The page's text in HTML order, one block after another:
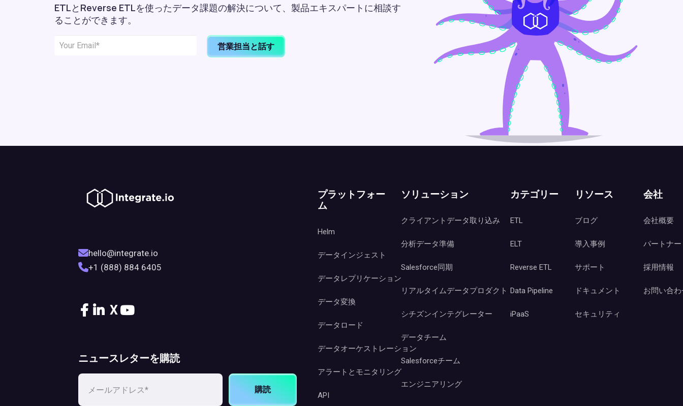
ETLとReverse ETLを使ったデータ課題の解決について、製品エキスパートに相談す
ることができます。
営業担当と話す
hello@integrate.io
+1 (888) 884 6405
X
ニュースレターを購読
購読
プラットフォー
ム
Helm
データインジェスト
データレプリケーション
データ変換
データロード
データオーケストレーション
アラートとモニタリング
API
ソリューション
クライアントデータ取り込み
分析データ準備
Salesforce同期
リアルタイムデータプロダクト
シチズンインテグレーター
データチーム
Salesforceチーム
エンジニアリング
カテゴリー
ETL
ELT
Reverse ETL
Data Pipeline
iPaaS
リソース
ブログ
導入事例
サポート
ドキュメント
セキュリティ
会社
会社概要
パートナー
採用情報
お問い合わ